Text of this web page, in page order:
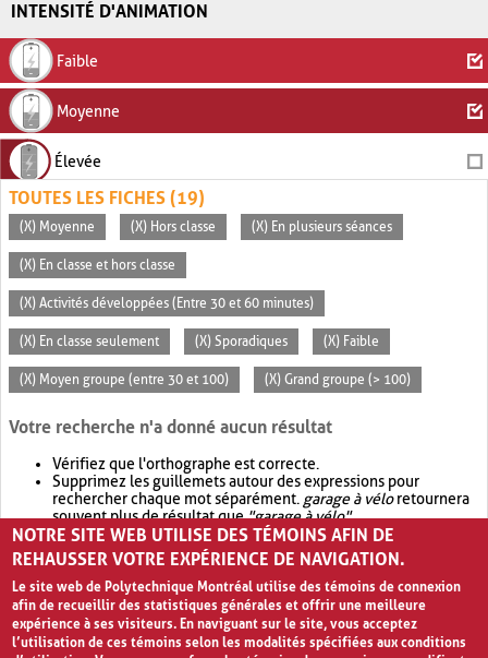
INTENSITÉ D'ANIMATION
Faible
Moyenne
Élevée
TOUTES LES FICHES (19)
(X) Moyenne (X) Hors classe (X) En plusieurs séances
(X) En classe et hors classe
(X) Activités développées (Entre 30 et 60 minutes)
(X) En classe seulement (X) Sporadiques (X) Faible
(X) Moyen groupe (entre 30 et 100) (X) Grand groupe (> 100)
Votre recherche n'a donné aucun résultat
Vérifiez que l'orthographe est correcte.
Supprimez les guillemets autour des expressions pour
rechercher chaque mot séparément. garage à véloretournera
souvent plus de résultat que"garage à vélo".
Envisagez d'élargir votre recherche avec OR.garage OR vélo
retournera souvent plus de résultat quegarage à vélo
NOTRE SITE WEB UTILISE DES TÉMOINS AFIN DE
REHAUSSER VOTRE EXPÉRIENCE DE NAVIGATION.
Le site web de Polytechnique Montréal utilise des témoins de connexion
afin de recueillir des statistiques générales et offrir une meilleure
expérience à ses visiteurs. En naviguant sur le site, vous acceptez
l’utilisation de ces témoins selon les modalités spécifiées aux conditions